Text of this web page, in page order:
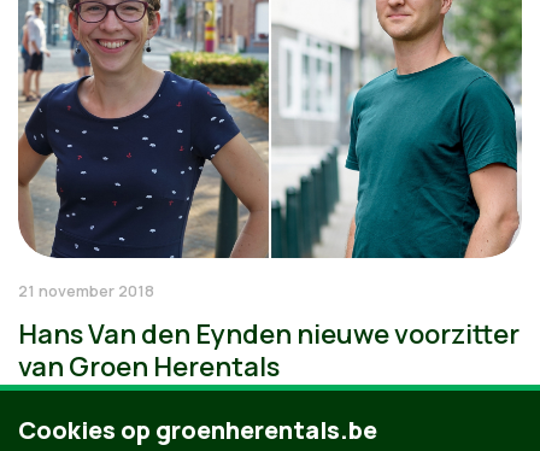
21 november 2018
Hans Van den Eynden nieuwe voorzitter
van Groen Herentals
Cookies op groenherentals.be